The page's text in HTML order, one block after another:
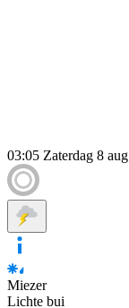
03:05 Zaterdag 8 aug
Miezer
Lichte bui